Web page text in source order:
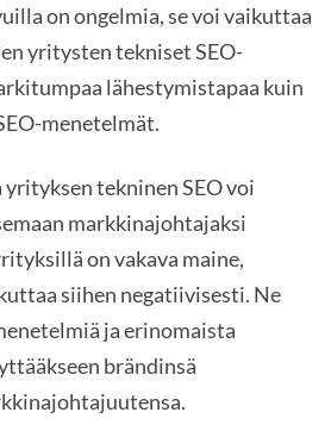
on ongelmia, se voi vaikuttaa
yritysten tekniset SEO-
lähestymistapaa kuin
menetelmät.
tekninen SEO voi
markkinajohtajaksi
on vakava maine,
siihen negatiivisesti. Ne
ja erinomaista
brändinsä